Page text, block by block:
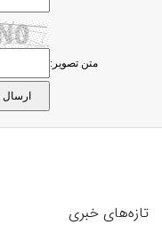
متن تصویر:
تازه‌های خبری